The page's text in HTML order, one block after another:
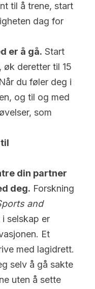
til å trene, start
dag for
er å gå. Start
øk deretter til 15
du føler deg i
og til og med
som
din partner
deg. Forskning
and
selskap er
Et
med lagidrett.
selv å gå sakte
uten å sette